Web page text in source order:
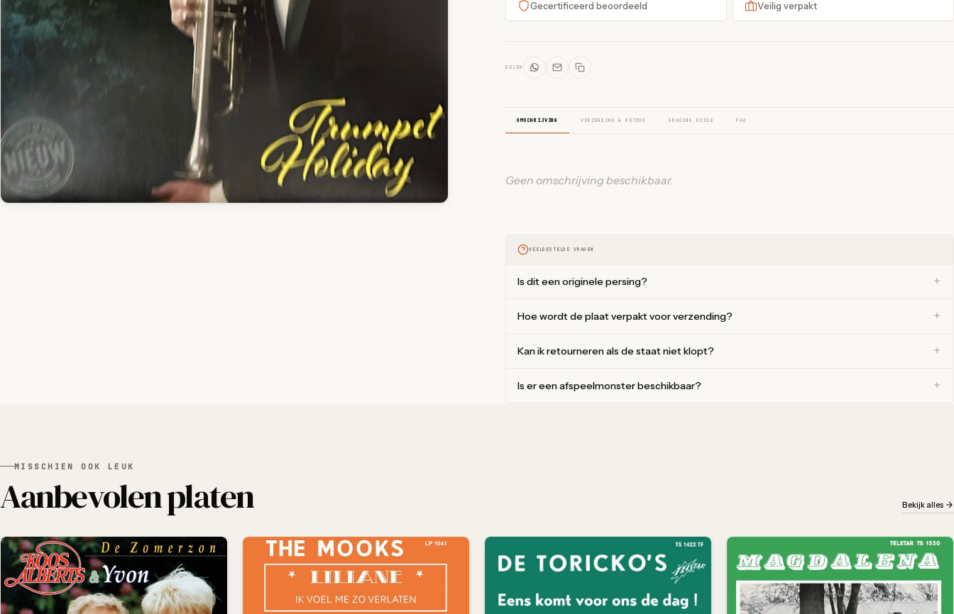
Gecertificeerd beoordeeld Veilig verpakt
DELEN
OMSCHRIJVING VERZENDING & RETOUR GRADING GUIDE FAQ
Geen omschrijving beschikbaar.
VEELGESTELDE VRAGEN
Is dit een originele persing?
Hoe wordt de plaat verpakt voor verzending?
Kan ik retourneren als de staat niet klopt?
Is er een afspeelmonster beschikbaar?
MISSCHIEN OOK LEUK
Aanbevolen platen Bekijk alles